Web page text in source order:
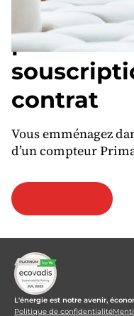
parcours
contrat
Vous emménagez
d’un compteur
L'énergie est notre avenir,
Politique de confidentialité